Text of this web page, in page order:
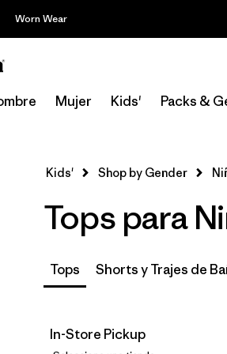
Worn Wear
Mujer Kids' Packs &
Kids' Shop by Gender
Tops para
Tops Shorts y Trajes de
In-Store Pickup